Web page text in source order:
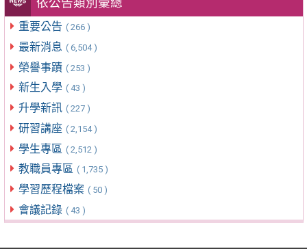
依公告類別彙總
重要公告 ( 266 )
最新消息 ( 6,504 )
榮譽事蹟 ( 253 )
新生入學 ( 43 )
升學新訊 ( 227 )
研習講座 ( 2,154 )
學生專區 ( 2,512 )
教職員專區 ( 1,735 )
學習歷程檔案 ( 50 )
會議記錄 ( 43 )